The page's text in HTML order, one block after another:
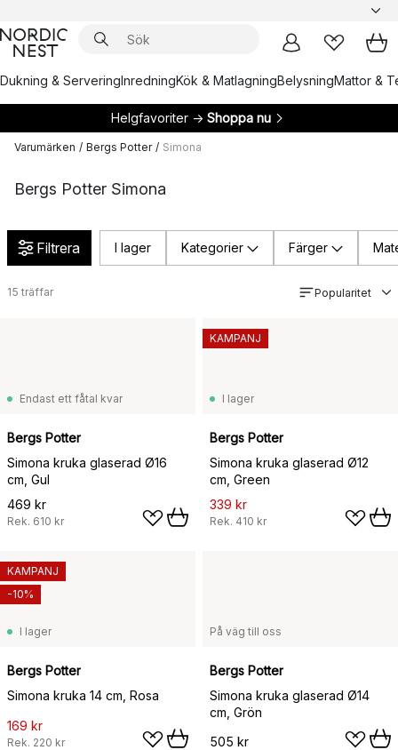
Dukning & ServeringInredningKök & MatlagningBelysningMattor &
Helgfavoriter → Shoppa nu
Varumärken / Bergs Potter / Simona
Bergs Potter Simona
Filtrera I lager Kategorier Färger
15 träffar Popularitet
Endast ett fåtal kvar
Bergs Potter
Simona kruka glaserad Ø16
cm, Gul
469 kr
Rek. 610 kr
I lager
Bergs Potter
Simona kruka glaserad Ø12
cm, Green
339 kr
Rek. 410 kr
KAMPANJ
I lager
Bergs Potter
Simona kruka 14 cm, Rosa
169 kr
Rek. 220 kr
KAMPANJ
-10%
På väg till oss
Bergs Potter
Simona kruka glaserad Ø14
cm, Grön
505 kr